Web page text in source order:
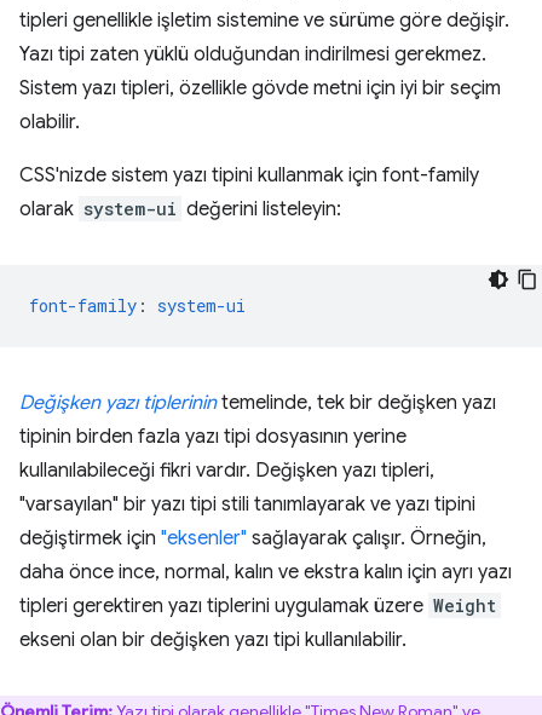
tipleri genellikle işletim sistemine ve sürüme göre değişir.
Yazı tipi zaten yüklü olduğundan indirilmesi gerekmez.
Sistem yazı tipleri, özellikle gövde metni için iyi bir seçim
olabilir.
CSS'nizde sistem yazı tipini kullanmak için font-family
olarak system-ui değerini listeleyin:
font-family : system-ui
Değişken yazı tiplerinintemelinde, tek bir değişken yazı
tipinin birden fazla yazı tipi dosyasının yerine
kullanılabileceği fikri vardır. Değişken yazı tipleri,
"varsayılan" bir yazı tipi stili tanımlayarak ve yazı tipini
değiştirmek için "eksenler" sağlayarak çalışır. Örneğin,
daha önce ince, normal, kalın ve ekstra kalın için ayrı yazı
tipleri gerektiren yazı tiplerini uygulamak üzere Weight
ekseni olan bir değişken yazı tipi kullanılabilir.